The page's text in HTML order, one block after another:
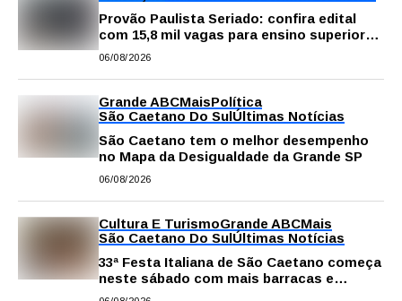
Provão Paulista Seriado: confira edital
com 15,8 mil vagas para ensino superior
público
06/08/2026
Grande ABCMaisPolítica
São Caetano Do SulÚltimas Notícias
São Caetano tem o melhor desempenho
no Mapa da Desigualdade da Grande SP
06/08/2026
Cultura E TurismoGrande ABCMais
São Caetano Do SulÚltimas Notícias
33ª Festa Italiana de São Caetano começa
neste sábado com mais barracas e
novidades em decoração e atrações